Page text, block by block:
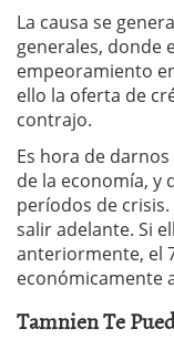
La causa se
generales, donde
empeoramiento
ello la oferta de
contrajo.
Es hora de
de la economía, y
períodos de
salir adelante. Si
anteriormente, el
económicamente
Tamnien Te